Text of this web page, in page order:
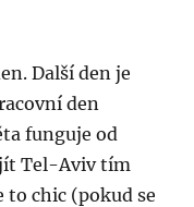
Další den je
den
funguje od
Tel-Aviv tím
to chic (pokud se